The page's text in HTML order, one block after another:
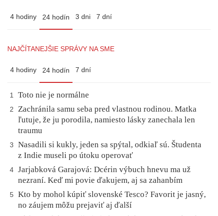
4 hodiny 24 hodín 3 dni 7 dní
NAJČÍTANEJŠIE SPRÁVY NA SME
4 hodiny 24 hodín 7 dní
1 Toto nie je normálne
2
Zachránila samu seba pred vlastnou rodinou. Matka
ľutuje, že ju porodila, namiesto lásky zanechala len
traumu
3
Nasadili si kukly, jeden sa spýtal, odkiaľ sú. Študenta
z Indie museli po útoku operovať
4 Jarjabková Garajová: Dcérin výbuch hnevu ma už
nezraní. Keď mi povie ďakujem, aj sa zahanbím
5
Kto by mohol kúpiť slovenské Tesco? Favorit je jasný,
no záujem môžu prejaviť aj ďalší